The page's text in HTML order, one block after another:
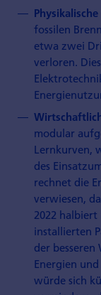
fossilen
etwa zwei
verloren.
modular
Lernkurven,
des
rechnet die
verwiesen,
2022
installierten
der
Energien
würde sich